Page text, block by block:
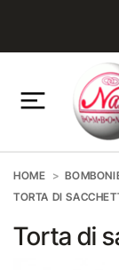
HOME
TORTA DI
Torta di